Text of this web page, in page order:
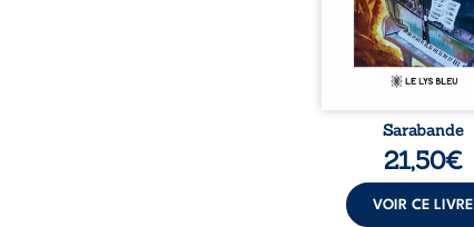
Sarabande
21,50€
VOIR CE LIVRE